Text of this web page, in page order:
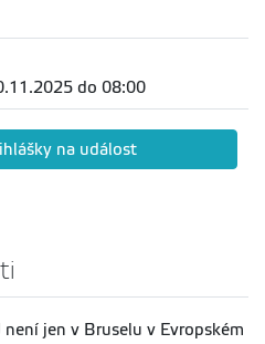
do 08:00
na událost
není jen v Bruselu v Evropském